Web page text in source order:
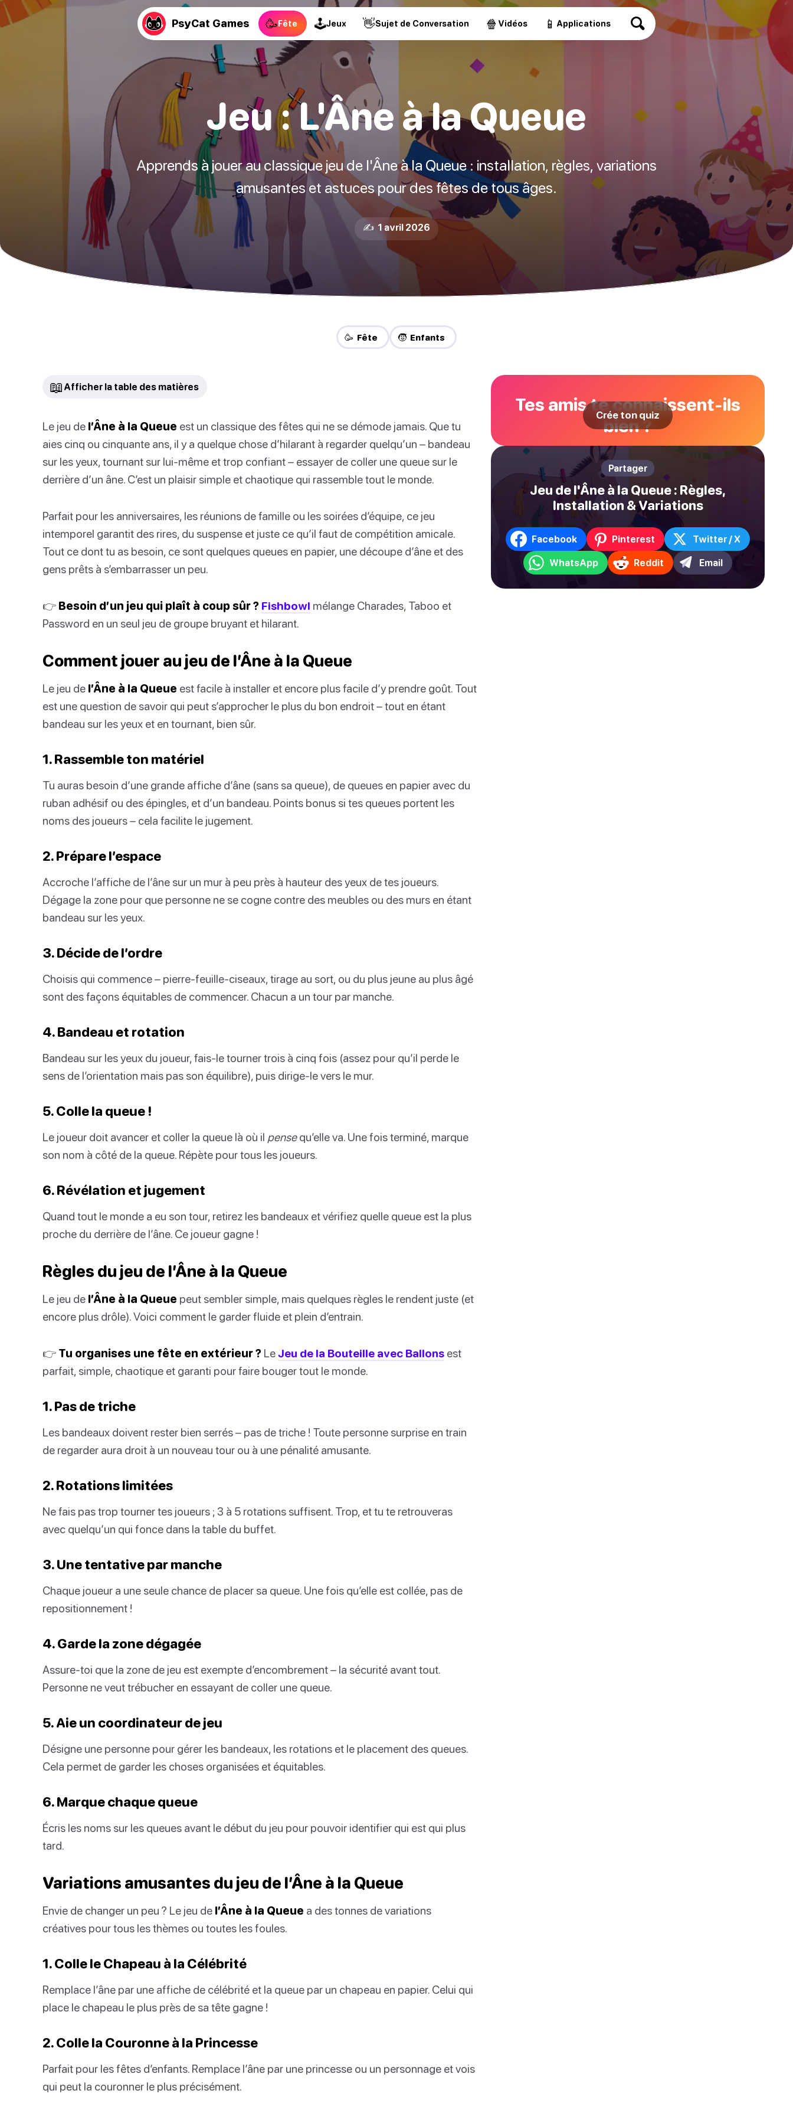
PsyCat Games 🥳Fête 🕹Jeux 👋Sujet de Conversation 🍿 Vidéos 📱 Applications
Jeu : L'Âne à la Queue
Apprends à jouer au classique jeu de l'Âne à la Queue : installation, règles, variations
amusantes et astuces pour des fêtes de tous âges.
✍️ 1 avril 2026
🥳 Fête 🧒 Enfants
📖 Afficher la table des matières
Le jeu de l’Âne à la Queue est un classique des fêtes qui ne se démode jamais. Que tu
aies cinq ou cinquante ans, il y a quelque chose d’hilarant à regarder quelqu’un – bandeau
sur les yeux, tournant sur lui-même et trop confiant – essayer de coller une queue sur le
derrière d’un âne. C’est un plaisir simple et chaotique qui rassemble tout le monde.
Parfait pour les anniversaires, les réunions de famille ou les soirées d’équipe, ce jeu
intemporel garantit des rires, du suspense et juste ce qu’il faut de compétition amicale.
Tout ce dont tu as besoin, ce sont quelques queues en papier, une découpe d’âne et des
gens prêts à s’embarrasser un peu.
👉 Besoin d’un jeu qui plaît à coup sûr ? Fishbowl mélange Charades, Taboo et
Password en un seul jeu de groupe bruyant et hilarant.
Comment jouer au jeu de l’Âne à la Queue
Le jeu de l’Âne à la Queue est facile à installer et encore plus facile d’y prendre goût. Tout
est une question de savoir qui peut s’approcher le plus du bon endroit – tout en étant
bandeau sur les yeux et en tournant, bien sûr.
1. Rassemble ton matériel
Tu auras besoin d’une grande affiche d’âne (sans sa queue), de queues en papier avec du
ruban adhésif ou des épingles, et d’un bandeau. Points bonus si tes queues portent les
noms des joueurs – cela facilite le jugement.
2. Prépare l’espace
Accroche l’affiche de l’âne sur un mur à peu près à hauteur des yeux de tes joueurs.
Dégage la zone pour que personne ne se cogne contre des meubles ou des murs en étant
bandeau sur les yeux.
3. Décide de l’ordre
Choisis qui commence – pierre-feuille-ciseaux, tirage au sort, ou du plus jeune au plus âgé
sont des façons équitables de commencer. Chacun a un tour par manche.
4. Bandeau et rotation
Bandeau sur les yeux du joueur, fais-le tourner trois à cinq fois (assez pour qu’il perde le
sens de l’orientation mais pas son équilibre), puis dirige-le vers le mur.
5. Colle la queue !
Le joueur doit avancer et coller la queue là où il pensequ’elle va. Une fois terminé, marque
son nom à côté de la queue. Répète pour tous les joueurs.
6. Révélation et jugement
Quand tout le monde a eu son tour, retirez les bandeaux et vérifiez quelle queue est la plus
proche du derrière de l’âne. Ce joueur gagne !
Règles du jeu de l’Âne à la Queue
Le jeu de l’Âne à la Queue peut sembler simple, mais quelques règles le rendent juste (et
encore plus drôle). Voici comment le garder fluide et plein d’entrain.
👉 Tu organises une fête en extérieur ? LeJeu de la Bouteille avec Ballons est
parfait, simple, chaotique et garanti pour faire bouger tout le monde.
1. Pas de triche
Les bandeaux doivent rester bien serrés – pas de triche ! Toute personne surprise en train
de regarder aura droit à un nouveau tour ou à une pénalité amusante.
2. Rotations limitées
Ne fais pas trop tourner tes joueurs ; 3 à 5 rotations suffisent. Trop, et tu te retrouveras
avec quelqu’un qui fonce dans la table du buffet.
3. Une tentative par manche
Chaque joueur a une seule chance de placer sa queue. Une fois qu’elle est collée, pas de
repositionnement !
4. Garde la zone dégagée
Assure-toi que la zone de jeu est exempte d’encombrement – la sécurité avant tout.
Personne ne veut trébucher en essayant de coller une queue.
5. Aie un coordinateur de jeu
Désigne une personne pour gérer les bandeaux, les rotations et le placement des queues.
Cela permet de garder les choses organisées et équitables.
6. Marque chaque queue
Écris les noms sur les queues avant le début du jeu pour pouvoir identifier qui est qui plus
tard.
Variations amusantes du jeu de l’Âne à la Queue
Envie de changer un peu ? Le jeu de l’Âne à la Queue a des tonnes de variations
créatives pour tous les thèmes ou toutes les foules.
1. Colle le Chapeau à la Célébrité
Remplace l’âne par une affiche de célébrité et la queue par un chapeau en papier. Celui qui
place le chapeau le plus près de sa tête gagne !
2. Colle la Couronne à la Princesse
Parfait pour les fêtes d’enfants. Remplace l’âne par une princesse ou un personnage et vois
qui peut la couronner le plus précisément.
Tes amis te connaissent-ils
bien ?
Crée ton quiz
Partager
Jeu de l'Âne à la Queue : Règles,
Installation & Variations
Facebook Pinterest Twitter / X
WhatsApp Reddit Email